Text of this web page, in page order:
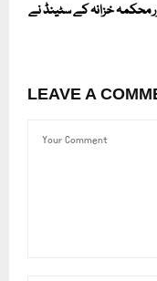
محکمہ خزانہ کے سٹینڈ نے
LEAVE A